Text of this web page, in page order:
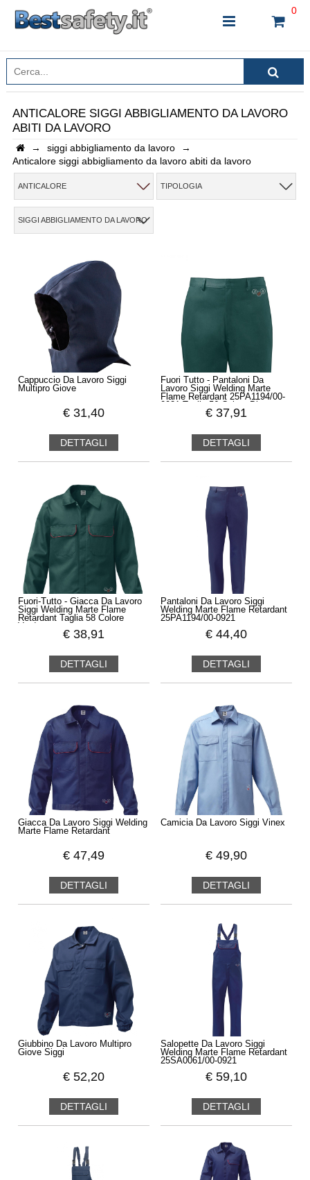
0
CERCANDO
ANTICALORE SIGGI ABBIGLIAMENTO DA LAVORO
ABITI DA LAVORO
→ siggi abbigliamento da lavoro
→
Anticalore siggi abbigliamento da lavoro abiti da lavoro
ANTICALORE TIPOLOGIA
SIGGI ABBIGLIAMENTO DA LAVORO
Cappuccio Da Lavoro Siggi
Multipro Giove
€ 31,40
DETTAGLI
Fuori Tutto - Pantaloni Da
Lavoro Siggi Welding Marte
Flame Retardant 25PA1194/00-
€ 37,91
DETTAGLI
Fuori-Tutto - Giacca Da Lavoro
Siggi Welding Marte Flame
Retardant Taglia 58 Colore
€ 38,91
DETTAGLI
Pantaloni Da Lavoro Siggi
Welding Marte Flame Retardant
25PA1194/00-0921
€ 44,40
DETTAGLI
Giacca Da Lavoro Siggi Welding
Marte Flame Retardant
€ 47,49
DETTAGLI
Camicia Da Lavoro Siggi Vinex
€ 49,90
DETTAGLI
Giubbino Da Lavoro Multipro
Giove Siggi
€ 52,20
DETTAGLI
Salopette Da Lavoro Siggi
Welding Marte Flame Retardant
25SA0061/00-0921
€ 59,10
DETTAGLI